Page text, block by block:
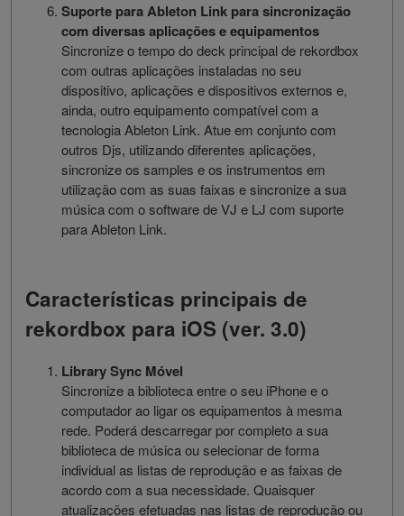
Suporte para Ableton Link para sincronização
com diversas aplicações e equipamentos
Sincronize o tempo do deck principal de rekordbox
com outras aplicações instaladas no seu
dispositivo, aplicações e dispositivos externos e,
ainda, outro equipamento compatível com a
tecnologia Ableton Link. Atue em conjunto com
outros Djs, utilizando diferentes aplicações,
sincronize os samples e os instrumentos em
utilização com as suas faixas e sincronize a sua
música com o software de VJ e LJ com suporte
para Ableton Link.
Características principais de
rekordbox para iOS (ver. 3.0)
Library Sync Móvel
Sincronize a biblioteca entre o seu iPhone e o
computador ao ligar os equipamentos à mesma
rede. Poderá descarregar por completo a sua
biblioteca de música ou selecionar de forma
individual as listas de reprodução e as faixas de
acordo com a sua necessidade. Quaisquer
atualizações efetuadas nas listas de reprodução ou